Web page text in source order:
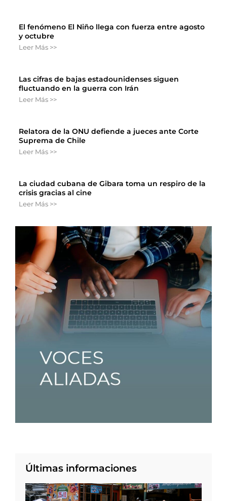
El fenómeno El Niño llega con fuerza entre agosto
y octubre
Leer Más >>
Las cifras de bajas estadounidenses siguen
fluctuando en la guerra con Irán
Leer Más >>
Relatora de la ONU defiende a jueces ante Corte
Suprema de Chile
Leer Más >>
La ciudad cubana de Gibara toma un respiro de la
crisis gracias al cine
Leer Más >>
Últimas informaciones